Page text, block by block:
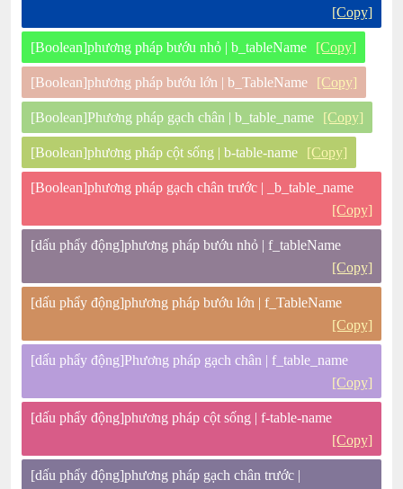
[Copy]
[Boolean]phương pháp bướu nhỏ | b_tableName [Copy]
[Boolean]phương pháp bướu lớn | b_TableName [Copy]
[Boolean]Phương pháp gạch chân | b_table_name [Copy]
[Boolean]phương pháp cột sống | b-table-name [Copy]
[Boolean]phương pháp gạch chân trước | _b_table_name
[Copy]
[dấu phẩy động]phương pháp bướu nhỏ | f_tableName
[Copy]
[dấu phẩy động]phương pháp bướu lớn | f_TableName
[Copy]
[dấu phẩy động]Phương pháp gạch chân | f_table_name
[Copy]
[dấu phẩy động]phương pháp cột sống | f-table-name
[Copy]
[dấu phẩy động]phương pháp gạch chân trước |